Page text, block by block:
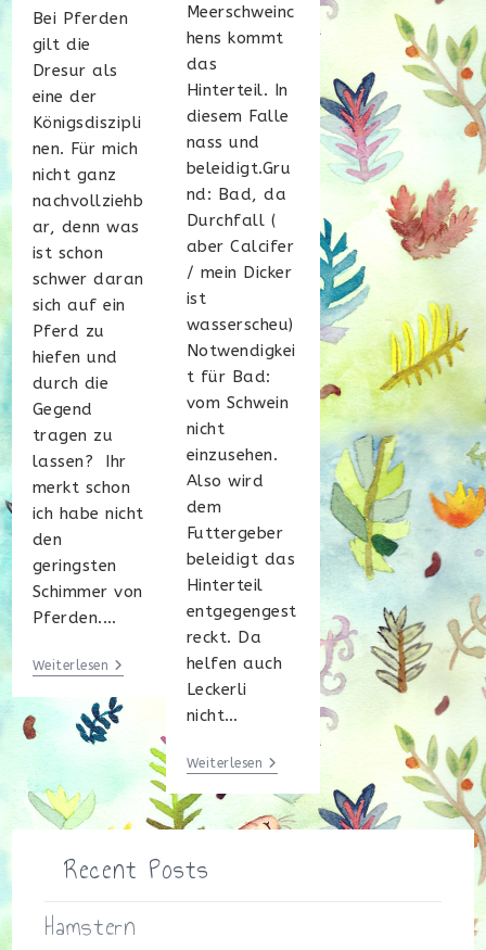
Bei Pferden
gilt die
Dresur als
eine der
Königsdiszipli
nen. Für mich
nicht ganz
nachvollziehb
ar, denn was
ist schon
schwer daran
sich auf ein
Pferd zu
hiefen und
durch die
Gegend
tragen zu
lassen? Ihr
merkt schon
ich habe nicht
den
geringsten
Schimmer von
Pferden.…
Weiterlesen Die
Hohe
Kunst
Der
Dresur
Meerschweinc
hens kommt
das
Hinterteil. In
diesem Falle
nass und
beleidigt.Gru
nd: Bad, da
Durchfall (
aber Calcifer
/ mein Dicker
ist
wasserscheu)
Notwendigkei
t für Bad:
vom Schwein
nicht
einzusehen.
Also wird
dem
Futtergeber
beleidigt das
Hinterteil
entgegengest
reckt. Da
helfen auch
Leckerli
nicht…
Weiterlesen The
One
And
Only…
Recent Posts
Hamstern